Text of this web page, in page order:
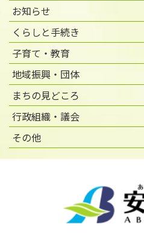
お知らせ
くらしと手続き
子育て・教育
地域振興・団体
まちの見どころ
行政組織・議会
その他